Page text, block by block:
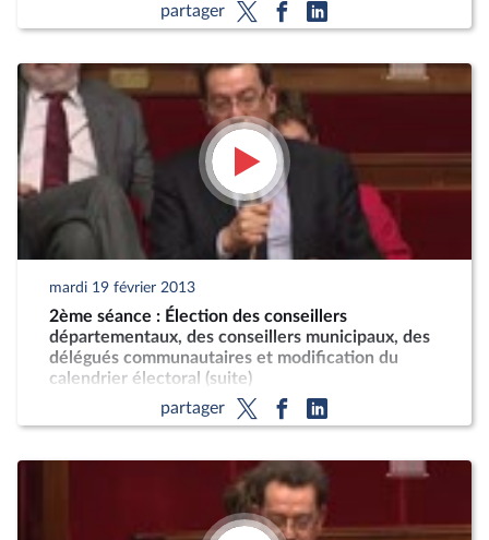
partager
mardi 19 février 2013
2ème séance : Élection des conseillers
départementaux, des conseillers municipaux, des
délégués communautaires et modification du
calendrier électoral (suite)
partager